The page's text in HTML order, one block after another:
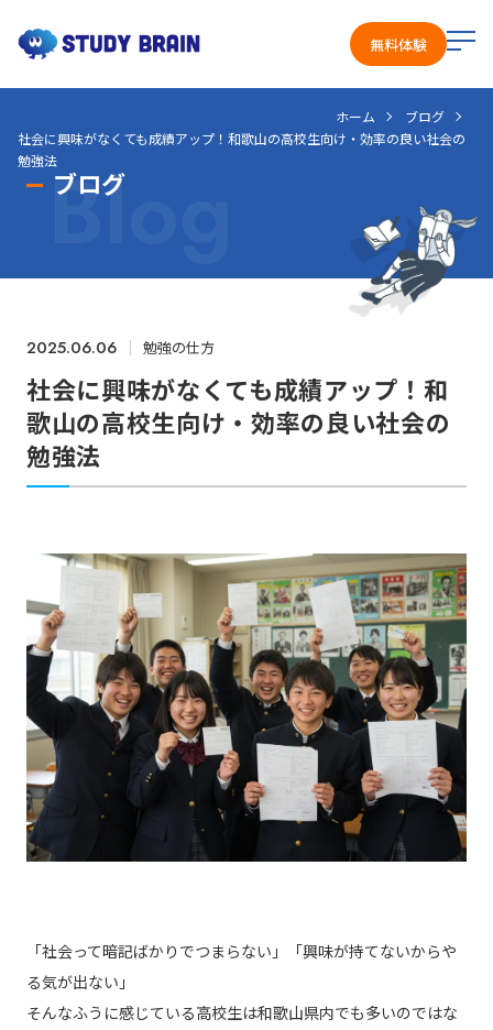
無料体験
メ
ュ
ー
を
ホーム
ブログ
社会に興味がなくても成績アップ！和歌山の高校生向け・効率の良い社会の
勉強法
ブログ
Blog
2025.06.06 勉強の仕方
社会に興味がなくても成績アップ！和
歌山の高校生向け・効率の良い社会の
勉強法
「社会って暗記ばかりでつまらない」「興味が持てないからや
る気が出ない」
そんなふうに感じている高校生は和歌山県内でも多いのではな